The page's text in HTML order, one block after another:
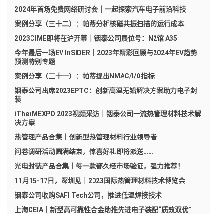
2024年首场免费网络研讨会｜一起探索汽车电子前沿科技
案例分享（三十二）：帕蒂分析核磁共振扫描的运行成本
2023CIME即将在沪开幕｜铟泰公司展位号：N2馆 A35
今年最后一场EV InSIDER｜2023年精彩回顾与2024年EV趋势
预测特别专题
案例分享（三十一）：帕蒂提出NMAC/I/O指标
铟泰公司出席2023EPTC：创新高温无铅解决方案助力电子封
装
iTherMEXPO 2023视频采访｜铟泰公司一流热管理材料技术解
决方案
热管理产品合集｜创新型热管理材料行业领导者
问卷调研活动圆满结束，惊喜好礼即将派送……
光电封装产品合集｜每一款都久经市场验证，强力推荐！
11月15-17日，深圳见｜2023国际热管理材料技术博览会
铟泰公司收购SAFI Tech公司，推进低温焊接技术
上海CEIA｜新型高可靠性合金助推先进电子装配“质效双优”